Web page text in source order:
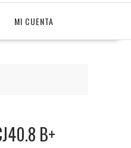
MI CUENTA
B+